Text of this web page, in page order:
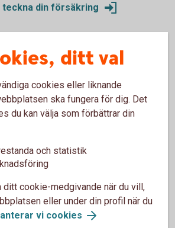
din försäkring
teckna försäkringen över telefon.
Kundtjänst
ditt val
cookies eller liknande
ska fungera för dig. Det
du kan välja som förbättrar din
och statistik
ditt cookie-medgivande när du vill,
eller under din profil när du
vi cookies